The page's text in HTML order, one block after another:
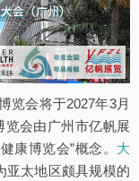
览会将于2027年3月
览会由广州市亿帆展
康博览会”概念。 大
亚太地区颇具规模的